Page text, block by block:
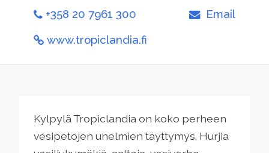
+358 20 7961 300 Email
www.tropiclandia.fi
Kylpylä Tropiclandia on koko perheen
vesipetojen unelmien täyttymys. Hurjia